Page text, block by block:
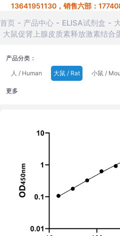
13641951130，销售六部：
首页 产品中心 ELISA试剂盒
大鼠促肾上腺皮质素释放激素结合
产品分类：
人 / Human
大鼠 / Rat 小鼠 /
更多